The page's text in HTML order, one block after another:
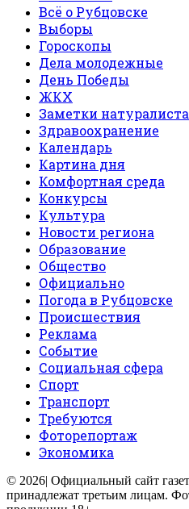
Всё о Рубцовске
Выборы
Гороскопы
Дела молодежные
День Победы
ЖКХ
Заметки натуралиста
Здравоохранение
Календарь
Картина дня
Комфортная среда
Конкурсы
Культура
Новости региона
Образование
Общество
Официально
Погода в Рубцовске
Происшествия
Реклама
Событие
Социальная сфера
Спорт
Транспорт
Требуются
Фоторепортаж
Экономика
© 2026| Официальный сайт
принадлежат третьим лицам.